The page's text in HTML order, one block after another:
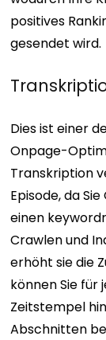
positives
gesendet wird.
Dies ist einer
Onpage-
Transkription
Episode, da
einen
Crawlen und
erhöht sie die
können Sie
Zeitstempel
Abschnitten